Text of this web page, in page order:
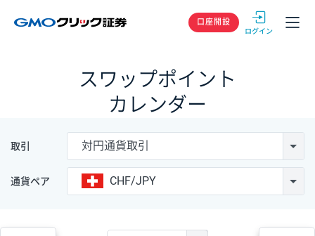
GMOクリック
口座開設
スワップポイント
カレンダー
取引 対円通貨取引
通貨ペア CHF/JPY